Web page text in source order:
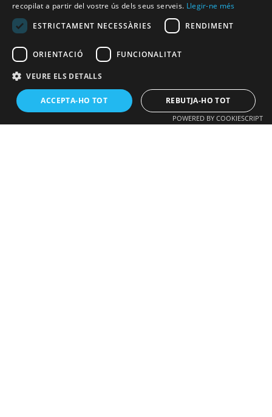
recopilat a partir del vostre ús dels seus serveis. Llegir-ne més
ESTRICTAMENT NECESSÀRIES
RENDIMENT
ORIENTACIÓ FUNCIONALITAT
VEURE ELS DETALLS
ACCEPTA-HO TOT REBUTJA-HO TOT
POWERED BY COOKIESCRIPT